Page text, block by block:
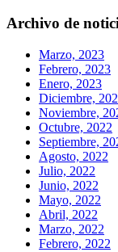
Archivo de
Marzo, 2023
Febrero, 2023
Enero, 2023
Diciembre,
Noviembre,
Octubre, 2022
Septiembre,
Agosto, 2022
Julio, 2022
Junio, 2022
Mayo, 2022
Abril, 2022
Marzo, 2022
Febrero, 2022